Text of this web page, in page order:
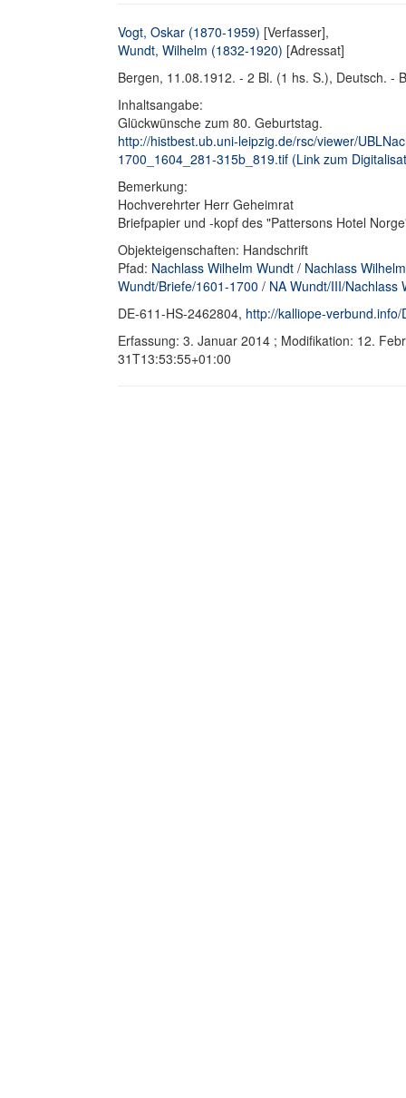
Vogt, Oskar (1870-1959) [Verfasser],
Wundt, Wilhelm (1832-1920) [Adressat]
Bergen, 11.08.1912. - 2 Bl. (1 hs. S.), Deutsch. -
Inhaltsangabe:
Glückwünsche zum 80. Geburtstag.
http://histbest.ub.uni-leipzig.de/rsc/viewer/
1700_1604_281-315b_819.tif (Link zum
Bemerkung:
Hochverehrter Herr Geheimrat
Briefpapier und -kopf des "Pattersons Hotel
Objekteigenschaften: Handschrift
Pfad: Nachlass Wilhelm Wundt / Nachlass
Wundt/Briefe/1601-1700 / NA Wundt/III/Nachlass
DE-611-HS-2462804, http://kalliope-
Erfassung: 3. Januar 2014 ; Modifikation: 12.
31T13:53:55+01:00